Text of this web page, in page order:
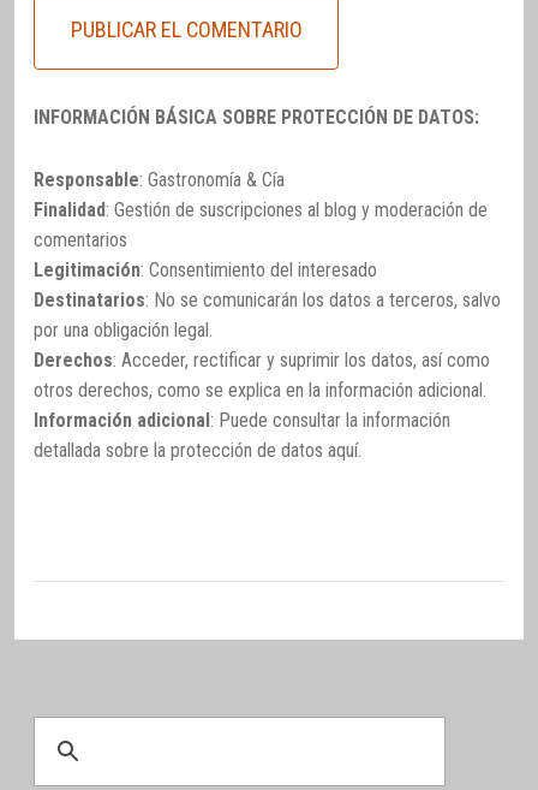
INFORMACIÓN BÁSICA SOBRE PROTECCIÓN DE DATOS:
Responsable: Gastronomía & Cía
Finalidad: Gestión de suscripciones al blog y moderación de
comentarios
Legitimación: Consentimiento del interesado
Destinatarios: No se comunicarán los datos a terceros, salvo
por una obligación legal.
Derechos: Acceder, rectificar y suprimir los datos, así como
otros derechos, como se explica en la información adicional.
Información adicional: Puede consultar la información
detallada sobre la protección de datos aquí.